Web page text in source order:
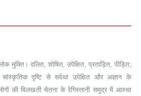
मुक्ति। दलित, शोषित, उपेक्षित, प्रताड़ित, पीड़ित;
दृष्टि से सर्वथा उपेक्षित और अज्ञान के
की बिलखती चेतना के रेगिस्तानी समुद्र में आस्था